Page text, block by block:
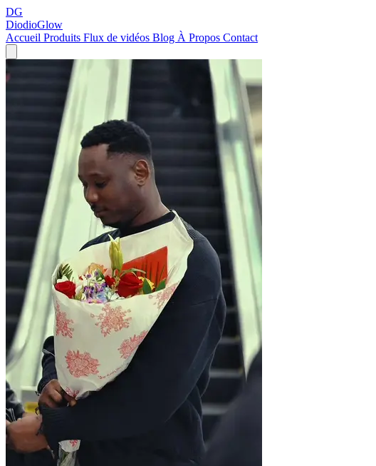
DG
DiodioGlow
Accueil Produits Flux de vidéos Blog À Propos Contact